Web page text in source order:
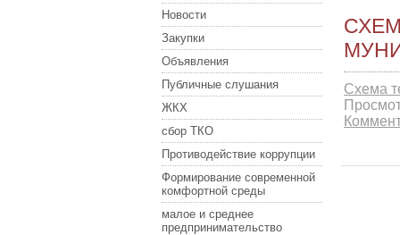
Новости
Закупки
Объявления
Публичные слушания
ЖКХ
сбор ТКО
Противодействие коррупции
Формирование современной
комфортной среды
малое и среднее
предпринимательство
Схема